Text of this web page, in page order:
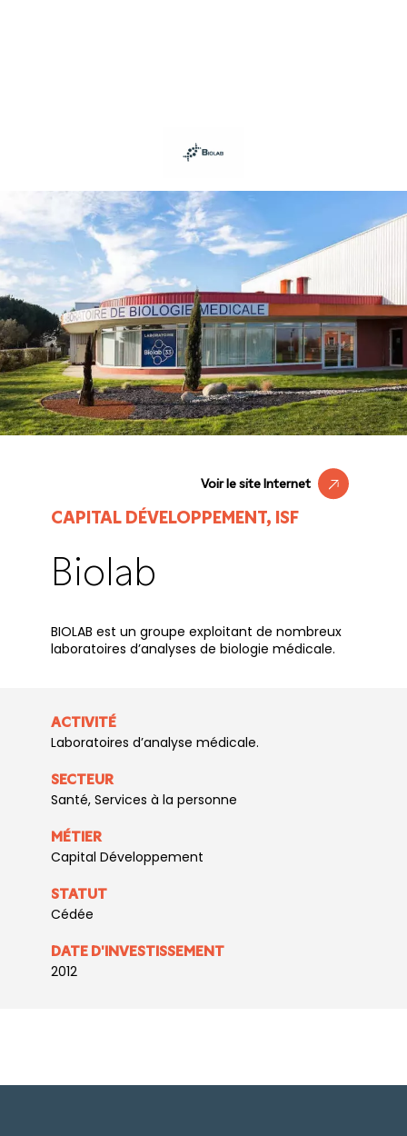
Voir le site Internet
CAPITAL DÉVELOPPEMENT, ISF
Biolab
BIOLAB est un groupe exploitant de nombreux
laboratoires d’analyses de biologie médicale.
ACTIVITÉ
Laboratoires d’analyse médicale.
SECTEUR
Santé, Services à la personne
MÉTIER
Capital Développement
STATUT
Cédée
DATE D'INVESTISSEMENT
2012